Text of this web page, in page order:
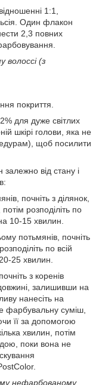
1:1,
Один флакон
2,3 повних
(з
покриття.
для дуже світлих
шкірі голови, яка не
щоб посилити
від стану і
почніть з ділянок,
розподіліть по
10-15 хвилин.
потьмянів, почніть
по всій
25 хвилин.
з коренів
довжині, залишивши на
нанесіть на
фарбувальну суміш,
її за допомогою
хвилин, потім
поки вона не
нефарбованому